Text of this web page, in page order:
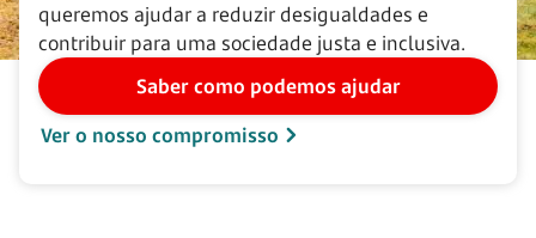
queremos ajudar a reduzir desigualdades e
contribuir para uma sociedade justa e inclusiva.
Saber como podemos ajudar
Ver o nosso compromisso